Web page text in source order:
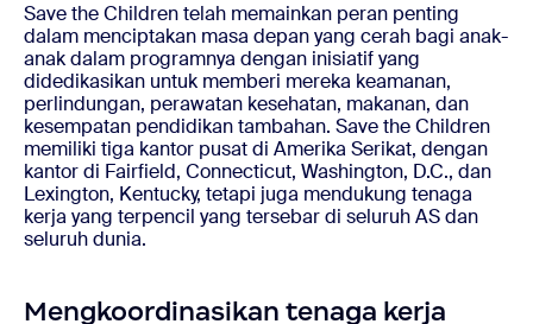
Save the Children telah memainkan peran penting
dalam menciptakan masa depan yang cerah bagi anak-
anak dalam programnya dengan inisiatif yang
didedikasikan untuk memberi mereka keamanan,
perlindungan, perawatan kesehatan, makanan, dan
kesempatan pendidikan tambahan. Save the Children
memiliki tiga kantor pusat di Amerika Serikat, dengan
kantor di Fairfield, Connecticut, Washington, D.C., dan
Lexington, Kentucky, tetapi juga mendukung tenaga
kerja yang terpencil yang tersebar di seluruh AS dan
seluruh dunia.
Mengkoordinasikan tenaga kerja